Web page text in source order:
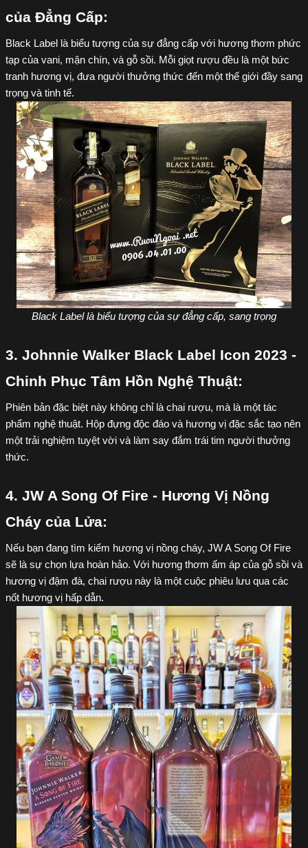
của Đẳng Cấp:
Black Label là biểu tượng của sự đẳng cấp với hương thơm phức
tạp của vani, mận chín, và gỗ sồi. Mỗi giọt rượu đều là một bức
tranh hương vị, đưa người thưởng thức đến một thế giới đầy sang
trọng và tinh tế.
Black Label là biểu tượng của sự đẳng cấp, sang trọng
3. Johnnie Walker Black Label Icon 2023 -
Chinh Phục Tâm Hồn Nghệ Thuật:
Phiên bản đặc biệt này không chỉ là chai rượu, mà là một tác
phẩm nghệ thuật. Hộp đựng độc đáo và hương vị đặc sắc tạo nên
một trải nghiệm tuyệt vời và làm say đắm trái tim người thưởng
thức.
4. JW A Song Of Fire - Hương Vị Nồng
Cháy của Lửa:
Nếu bạn đang tìm kiếm hương vị nồng cháy, JW A Song Of Fire
sẽ là sự chọn lựa hoàn hảo. Với hương thơm ấm áp của gỗ sồi và
hương vị đậm đà, chai rượu này là một cuộc phiêu lưu qua các
nốt hương vị hấp dẫn.